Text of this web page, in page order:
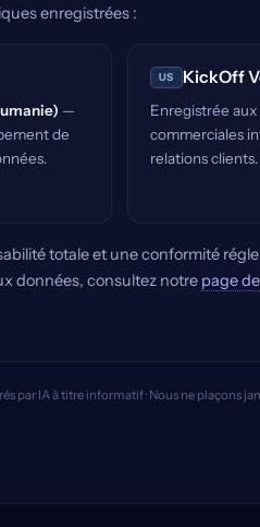
enregistrées :
—
de
US KickOff
Enregistrée aux
commerciales
relations clients.
totale et une conformité
données, consultez notre page
par IA à titre informatif · Nous ne plaçons